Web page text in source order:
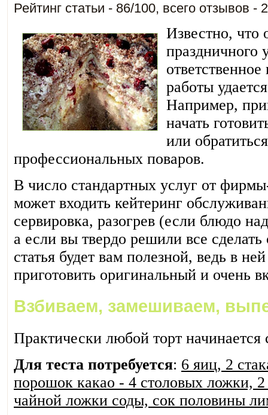
Рейтинг статьи - 86/100, всего отзывов -
Известно, что
праздничного
работы
Например,
начать
или
профессиональных поваров.
В число стандартных услуг от
может входить кейтеринг
сервировка, разогрев (если блюдо
а если вы твердо решили все
статья будет вам полезной, ведь в
приготовить оригинальный и очень
Взбиваем, замешиваем,
Практически любой торт начинается
Для теста потребуется: 6 яиц, 2
порошок какао - 4 столовых ложки, 2
чайной ложки соды, сок половины